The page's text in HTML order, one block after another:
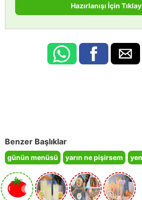
Hazırlanışı İçin
Benzer Başlıklar
günün menüsü yarın ne pişirsem